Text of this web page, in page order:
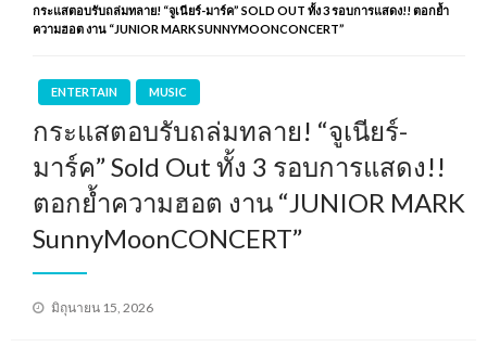
กระแสตอบรับถล่มทลาย! “จูเนียร์-มาร์ค” SOLD OUT ทั้ง 3 รอบการแสดง!! ตอกย้ำ
ความฮอต งาน “JUNIOR MARK SUNNYMOONCONCERT”
ENTERTAIN MUSIC
กระแสตอบรับถล่มทลาย! “จูเนียร์-
มาร์ค” Sold Out ทั้ง 3 รอบการแสดง!!
ตอกย้ำความฮอต งาน “JUNIOR MARK
SunnyMoonCONCERT”
Posted
มิถุนายน 15, 2026